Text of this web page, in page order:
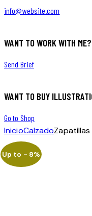
info@website.com
WANT TO WORK WITH ME?
Send Brief
WANT TO BUY
Go to Shop
InicioCalzadoZapatillas
Up to - 8%